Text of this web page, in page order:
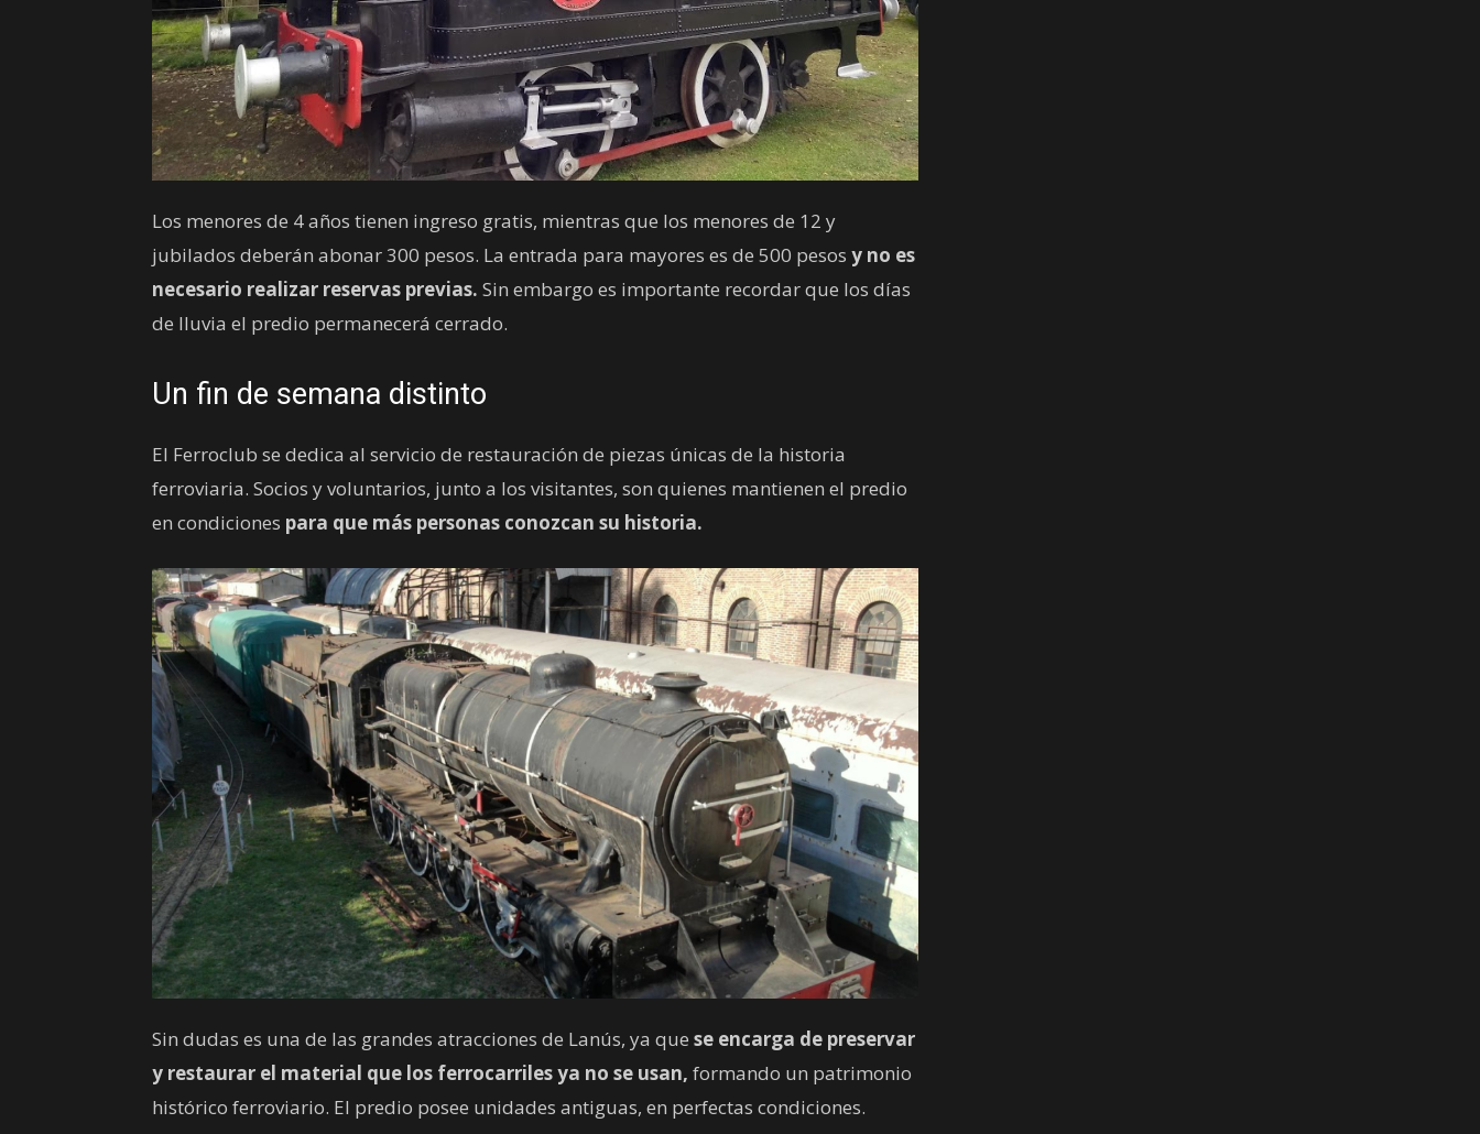
Los menores de 4 años tienen ingreso gratis, mientras que los menores de 12 y
jubilados deberán abonar 300 pesos. La entrada para mayores es de 500 pesos y no es
necesario realizar reservas previas. Sin embargo es importante recordar que los días
de lluvia el predio permanecerá cerrado.
Un fin de semana distinto
El Ferroclub se dedica al servicio de restauración de piezas únicas de la historia
ferroviaria. Socios y voluntarios, junto a los visitantes, son quienes mantienen el predio
en condiciones para que más personas conozcan su historia.
Sin dudas es una de las grandes atracciones de Lanús, ya que se encarga de preservar
y restaurar el material que los ferrocarriles ya no se usan, formando un patrimonio
histórico ferroviario. El predio posee unidades antiguas, en perfectas condiciones.